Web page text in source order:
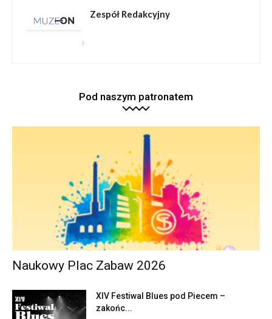
Zespół Redakcyjny
Pod naszym patronatem
Naukowy Plac Zabaw 2026
XIV Festiwal Blues pod Piecem –
zakońc...